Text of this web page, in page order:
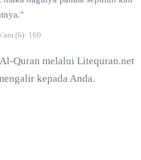
(6): 160
Quran melalui Litequran.net
kepada Anda.